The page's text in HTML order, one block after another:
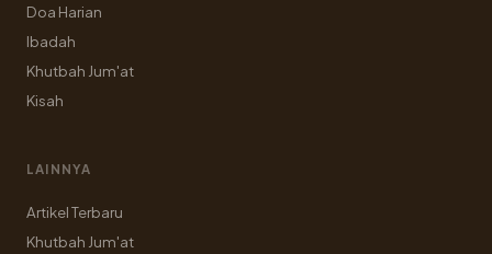
Doa Harian
Ibadah
Khutbah Jum'at
Kisah
LAINNYA
Artikel Terbaru
Khutbah Jum'at